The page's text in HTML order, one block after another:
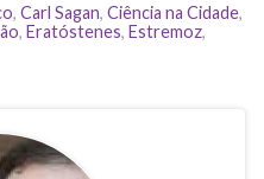
, Carl Sagan, Ciência na Cidade,
, Eratóstenes, Estremoz,